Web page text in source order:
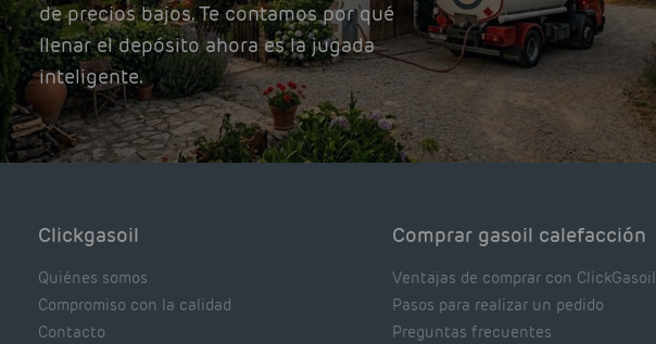
de precios bajos. Te contamos por qué
llenar el depósito ahora es la jugada
inteligente.
Clickgasoil
Quiénes somos
Compromiso con la calidad
Contacto
Comprar gasoil calefacción
Ventajas de comprar con ClickGasoil
Pasos para realizar un pedido
Preguntas frecuentes